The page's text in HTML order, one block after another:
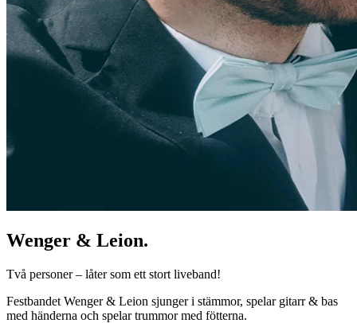
Wenger & Leion.
Två personer – låter som ett stort liveband!
Festbandet Wenger & Leion sjunger i stämmor, spelar gitarr & bas
med händerna och spelar trummor med fötterna.